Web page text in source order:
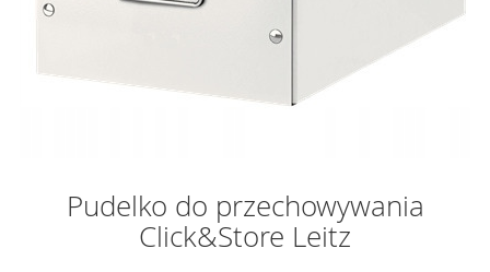
Pudelko do przechowywania
Click&Store Leitz